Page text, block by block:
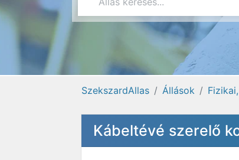
SzekszardAllas Állások
Kábeltévé szerelő